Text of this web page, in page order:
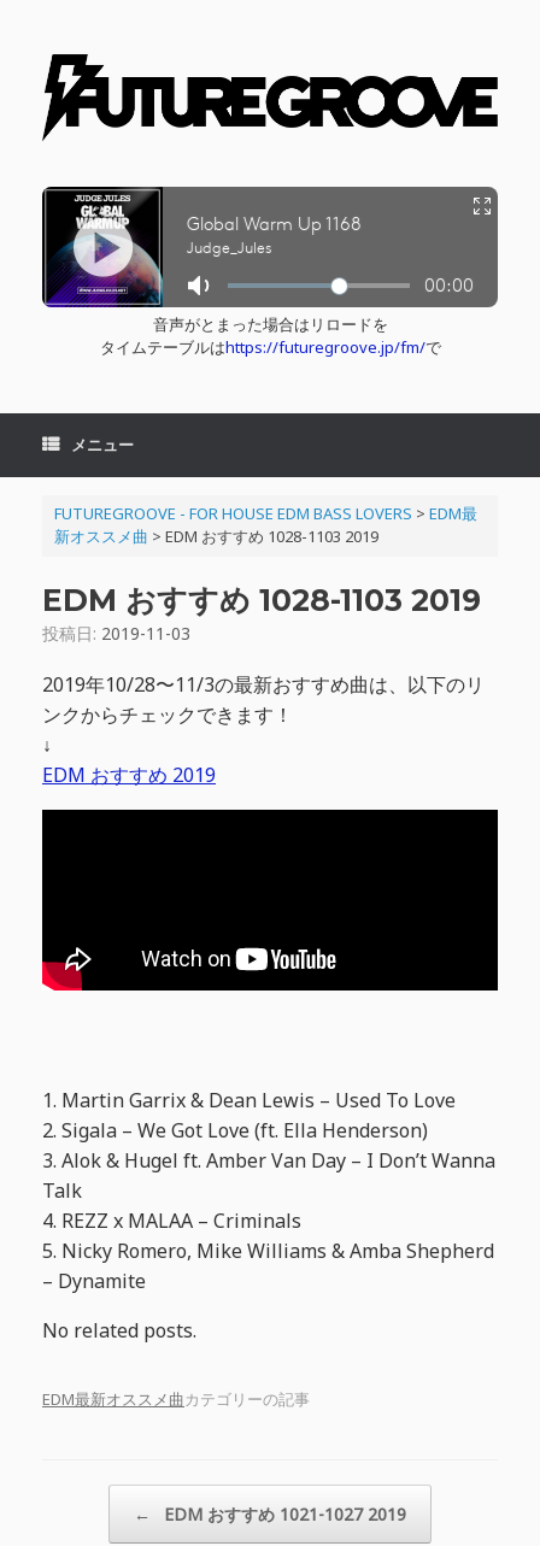
音声がとまった場合はリロードを
タイムテーブルはhttps://futuregroove.jp/fm/で
メニュー
FUTUREGROOVE - FOR HOUSE EDM BASS LOVERS > EDM最
新オススメ曲 > EDM おすすめ 1028-1103 2019
EDM おすすめ 1028-1103 2019
投稿日: 2019-11-03
2019年10/28〜11/3の最新おすすめ曲は、以下のリ
ンクからチェックできます！
↓
EDM おすすめ 2019
1. Martin Garrix & Dean Lewis – Used To Love
2. Sigala – We Got Love (ft. Ella Henderson)
3. Alok & Hugel ft. Amber Van Day – I Don’t Wanna
Talk
4. REZZ x MALAA – Criminals
5. Nicky Romero, Mike Williams & Amba Shepherd
– Dynamite
No related posts.
EDM最新オススメ曲カテゴリーの記事
← EDM おすすめ 1021-1027 2019